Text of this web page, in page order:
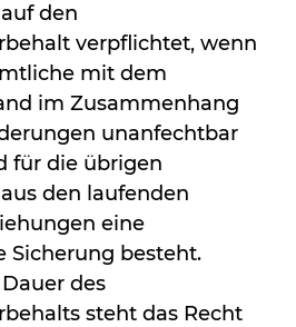
den
verpflichtet, wenn
mit dem
im Zusammenhang
unanfechtbar
für die übrigen
den laufenden
eine
Sicherung besteht.
des
steht das Recht